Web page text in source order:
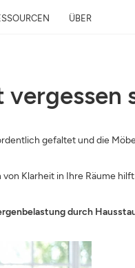
ÜBER
gefaltet und die
Klarheit in Ihre Räume
durch